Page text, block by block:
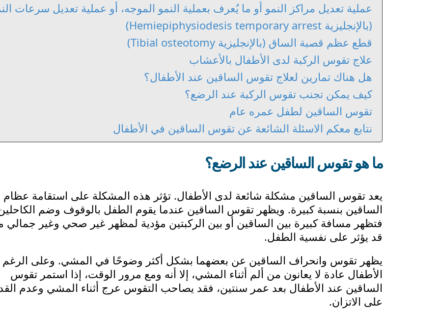
عملية تعديل مراكز النمو أو ما يُعرف بعملية النمو الموجه، أو عملية تعديل سرعات
(بالإنجليزية Hemiepiphysiodesis temporary arrest)
قطع عظم قصبة الساق (بالإنجليزية Tibial osteotomy)
علاج تقوس الركبة لدى الأطفال بالأعشاب
هل هناك تمارين لعلاج تقوس الساقين عند الأطفال؟
كيف يمكن تجنب تقوس الركبة عند الرضع؟
تقوس الساقين لطفل عمره عام
نتابع معكم الاسئلة الشائعة عن تقوس الساقين في الأطفال
ما هو تقوس الساقين عند الرضع؟
يعد تقوس الساقين مشكلة شائعة لدى الأطفال. تؤثر هذه المشكلة على استقامة عظام
الساقين بنسبة كبيرة. ويظهر تقوس الساقين عندما يقوم الطفل بالوقوف وضم
فتظهر مسافة كبيرة بين الساقين أو بين الركبتين مؤدية لمظهر غير صحي وغير جمالي
قد يؤثر على نفسية الطفل.
يظهر تقوس وانحراف الساقين عن بعضهما بشكل أكثر وضوحًا في المشي. وعلى
الأطفال عادة لا يعانون من ألم أثناء المشي، إلا أنه ومع مرور الوقت، إذا استمر تقوس
الساقين عند الأطفال بعد عمر سنتين، فقد يصاحب التقوس عرج أثناء المشي وعدم
على الاتزان.